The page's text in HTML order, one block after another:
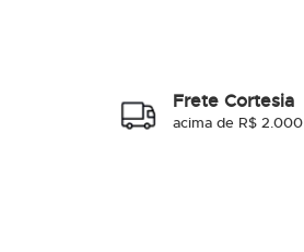
Frete Cortesia
acima de R$ 2.000